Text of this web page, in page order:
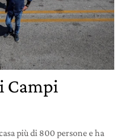
Campi
più di 800 persone e ha